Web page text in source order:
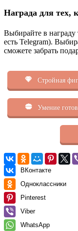
Награда для тех,
Выбирайте в
есть Telegram).
сможете забрать
Стройная
Умение
ВКонтакте
Одноклассники
Pinterest
Viber
WhatsApp